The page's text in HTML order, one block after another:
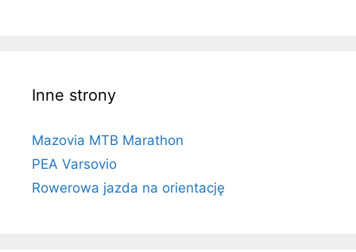
Inne strony
Mazovia MTB Marathon
PEA Varsovio
Rowerowa jazda na orientację